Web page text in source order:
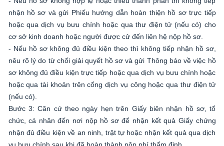
nhận hồ sơ và gửi Phiếu hướng dẫn hoàn thiện hồ sơ trực tiếp
hoặc qua dịch vụ bưu chính hoặc qua thư điện tử (nếu có) cho
cơ sở kinh doanh hoặc người được cử đến liên hệ nộp hồ sơ.
- Nếu hồ sơ không đủ điều kiện theo thì không tiếp nhận hồ sơ,
nêu rõ lý do từ chối giải quyết hồ sơ và gửi Thông báo về việc hồ
sơ không đủ điều kiện trực tiếp hoặc qua dịch vụ bưu chính hoặc
hoặc qua tài khoản trên cổng dịch vụ công hoặc qua thư điện tử
(nếu có).
Bước 3: Căn cứ theo ngày hẹn trên Giấy biên nhận hồ sơ, tổ
chức, cá nhân đến nơi nộp hồ sơ để nhận kết quả Giấy chứng
nhận đủ điều kiện về an ninh, trật tự hoặc nhận kết quả qua dịch